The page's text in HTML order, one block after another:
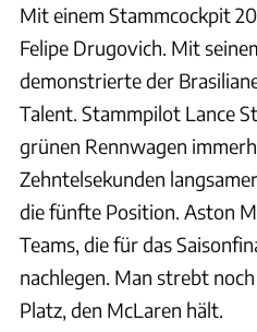
Mit einem Stammcockpit
Felipe Drugovich. Mit
demonstrierte der
Talent. Stammpilot Lance
grünen Rennwagen
Zehntelsekunden
die fünfte Position. Aston
Teams, die für das
nachlegen. Man strebt
Platz, den McLaren hält.